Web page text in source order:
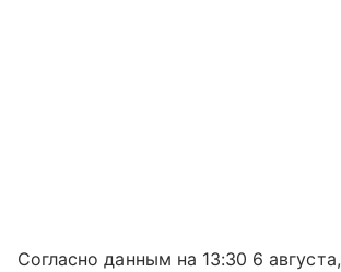
Согласно данным на 13:30 6 августа,